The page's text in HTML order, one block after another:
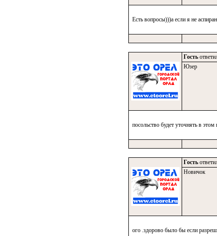
Есть вопросы)))а если я не
Гость
Юзер
посольство будет уточнять в
Гость
Новичок
ого .здорово было бы если